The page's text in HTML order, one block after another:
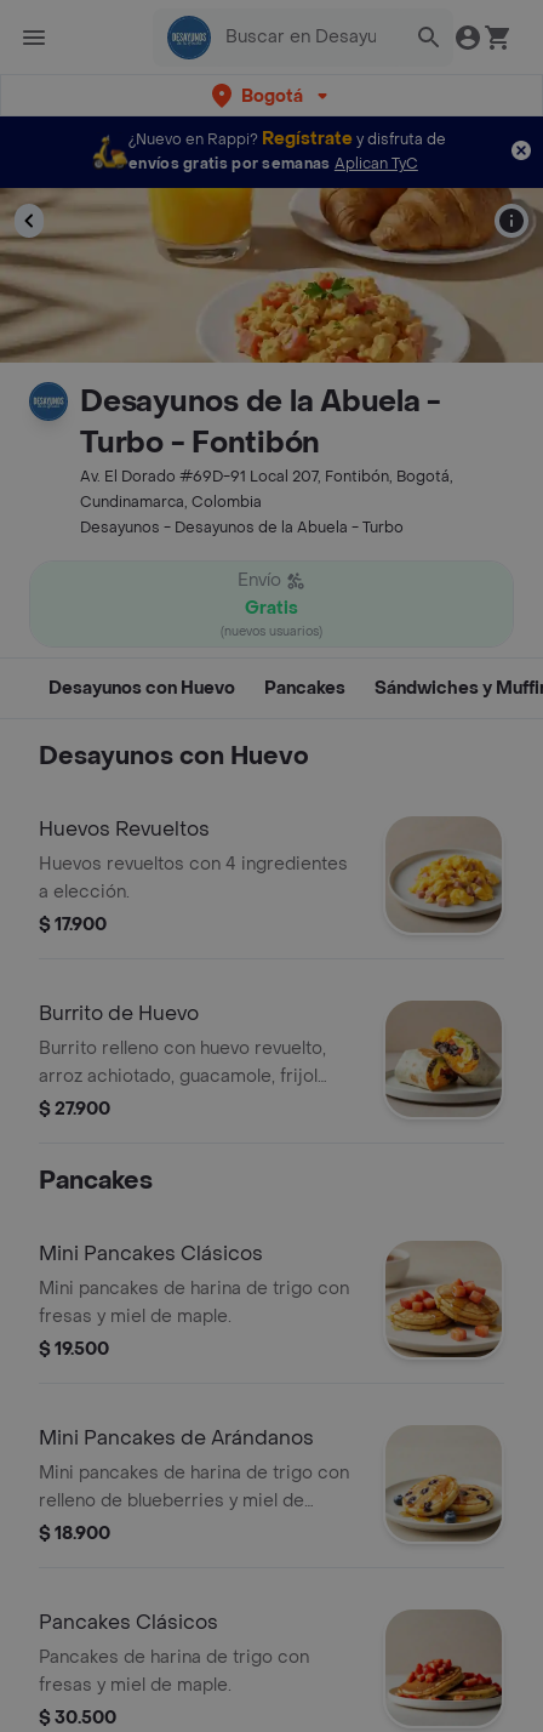
Bogotá
¿Nuevo en Rappi? Regístratey disfruta de
envíos gratis por semanas Aplican TyC
Desayunos de la Abuela -
Turbo - Fontibón
Av. El Dorado #69D-91 Local 207, Fontibón, Bogotá,
Cundinamarca, Colombia
Desayunos - Desayunos de la Abuela - Turbo
Envío
Gratis
(nuevos usuarios)
Desayunos con Huevo Pancakes Sándwiches y
Desayunos con Huevo
Huevos Revueltos
Huevos revueltos con 4 ingredientes
a elección.
$ 17.900
Burrito de Huevo
Burrito relleno con huevo revuelto,
arroz achiotado, guacamole, frijol
negro, pico de gallo, queso y salsa
$ 27.900
Pancakes
Mini Pancakes Clásicos
Mini pancakes de harina de trigo con
fresas y miel de maple.
$ 19.500
Mini Pancakes de Arándanos
Mini pancakes de harina de trigo con
relleno de blueberries y miel de
maple.
$ 18.900
Pancakes Clásicos
Pancakes de harina de trigo con
fresas y miel de maple.
$ 30.500